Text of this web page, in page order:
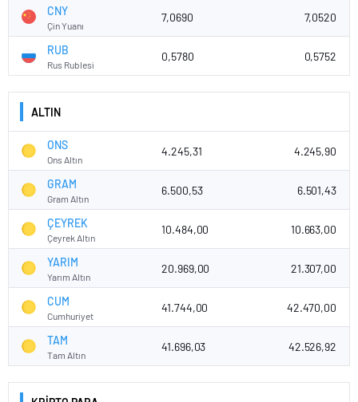
CNY
Çin Yuanı
7,0690 7,0520
RUB
Rus Rublesi
0,5780 0,5752
ALTIN
ONS
Ons Altın
4.245,31 4.245,90
GRAM
Gram Altın
6.500,53 6.501,43
ÇEYREK
Çeyrek Altın
10.484,00 10.663,00
YARIM
Yarım Altın
20.969,00 21.307,00
CUM
Cumhuriyet
41.744,00 42.470,00
TAM
Tam Altın
41.696,03 42.526,92